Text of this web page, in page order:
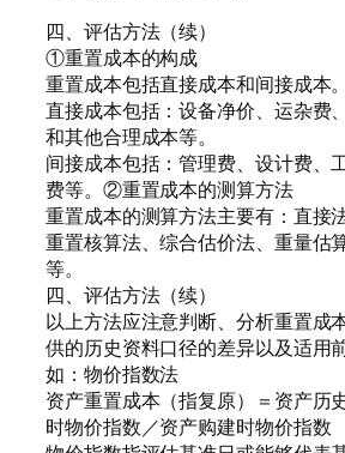
四、评估方法（续）
①重置成本的构成
重置成本包括直接成本和间接成本。
直接成本包括：设备净价、运杂费
和其他合理成本等。
间接成本包括：管理费、设计费、
费等。②重置成本的测算方法
重置成本的测算方法主要有：直接
重置核算法、综合估价法、重量估
等。
四、评估方法（续）
以上方法应注意判断、分析重置成
供的历史资料口径的差异以及适用
如：物价指数法
资产重置成本（指复原）＝资产历
时物价指数／资产购建时物价指数